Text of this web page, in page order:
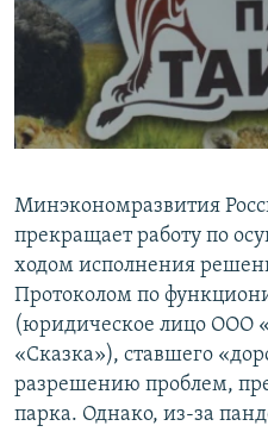
ПОБЕДИТЕЛЕЙ НЕ СУДЯТ?
КРЫМ.НЕПОКОРЕННЫЙ
ELIFBE
УКРАИНСКАЯ ПРОБЛЕМА КРЫМА
ПРИСОЕДИНЯЙТЕСЬ!
Минэкономразвития
прекращает работу по
ходом исполнения
Протоколом по
(юридическое лицо ООО
«Сказка»), ставшего
разрешению проблем,
парка. Однако, из-за